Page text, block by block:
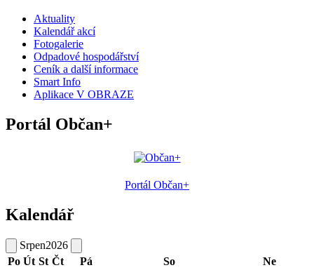
Aktuality
Kalendář akcí
Fotogalerie
Odpadové hospodářství
Ceník a další informace
Smart Info
Aplikace V OBRAZE
Portál Občan+
Portál Občan+
Kalendář
Srpen2026
Po Út St Čt Pá So Ne